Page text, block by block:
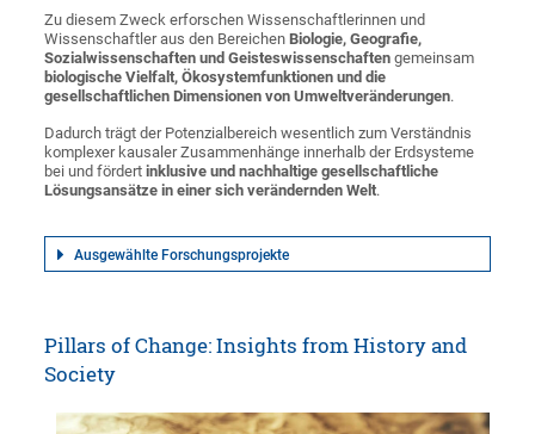
Zu diesem Zweck erforschen Wissenschaftlerinnen und
Wissenschaftler aus den BereichenBiologie, Geografie,
Sozialwissenschaften und Geisteswissenschaften gemeinsam
biologische Vielfalt, Ökosystemfunktionen und die
gesellschaftlichen Dimensionen von Umweltveränderungen.
Dadurch trägt der Potenzialbereich wesentlich zum Verständnis
komplexer kausaler Zusammenhänge innerhalb der Erdsysteme
bei und fördertinklusive und nachhaltige gesellschaftliche
Lösungsansätze in einer sich verändernden Welt.
Ausgewählte Forschungsprojekte
Pillars of Change: Insights from History and
Society